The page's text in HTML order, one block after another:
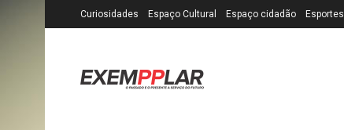
Curiosidades Espaço Cultural Espaço cidadão Esportes